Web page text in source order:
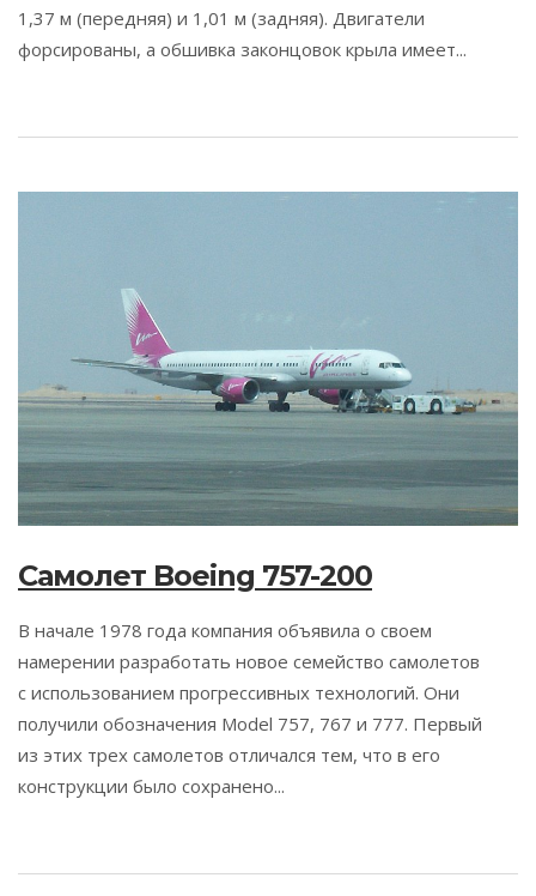
1,37 м (передняя) и 1,01 м (задняя). Двигатели
форсированы, а обшивка законцовок крыла имеет...
Самолет Boeing 757-200
В начале 1978 года компания объявила о своем
намерении разработать новое семейство самолетов
с использованием прогрессивных технологий. Они
получили обозначения Model 757, 767 и 777. Первый
из этих трех самолетов отличался тем, что в его
конструкции было сохранено...